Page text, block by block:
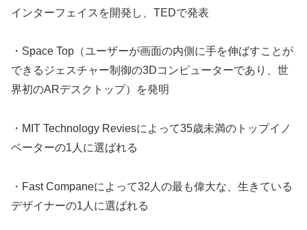
インターフェイスを開発し、TEDで発表
・Space Top（ユーザーが画面の内側に手を伸ばすことが
できるジェスチャー制御の3Dコンピューターであり、世
界初のARデスクトップ）を発明
・MIT Technology Reviesによって35歳未満のトップイノ
ベーターの1人に選ばれる
・Fast Companeによって32人の最も偉大な、生きている
デザイナーの1人に選ばれる